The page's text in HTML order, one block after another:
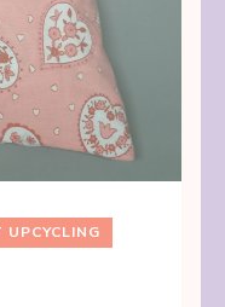
UPCYCLING